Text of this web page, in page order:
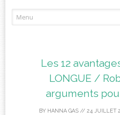
to
Les 12
LONGUE /
arguments
BY HANNA GAS// 24 JUILLET